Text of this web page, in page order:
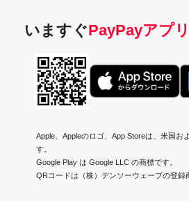
いますぐPayPayアプリ
Apple、Appleのロゴ、App Storeは、米国お
す。
Google Play は Google LLC の商標です。
QRコードは（株）デンソーウェーブの登録